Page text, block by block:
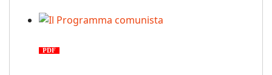
PDF